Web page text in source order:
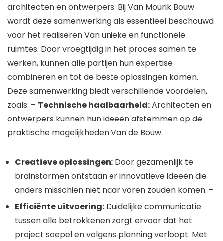
architecten en ontwerpers. Bij Van Mourik Bouw
wordt deze samenwerking als essentieel beschouwd
voor het realiseren Van unieke en functionele
ruimtes. Door vroegtijdig in het proces samen te
werken, kunnen alle partijen hun expertise
combineren en tot de beste oplossingen komen.
Deze samenwerking biedt verschillende voordelen,
zoals: – Technische haalbaarheid:Architecten en
ontwerpers kunnen hun ideeën afstemmen op de
praktische mogelijkheden Van de Bouw.
Creatieve oplossingen: Door gezamenlijk te
brainstormen ontstaan er innovatieve ideeën die
anders misschien niet naar voren zouden komen. –
Efficiënte uitvoering: Duidelijke communicatie
tussen alle betrokkenen zorgt ervoor dat het
project soepel en volgens planning verloopt. Met